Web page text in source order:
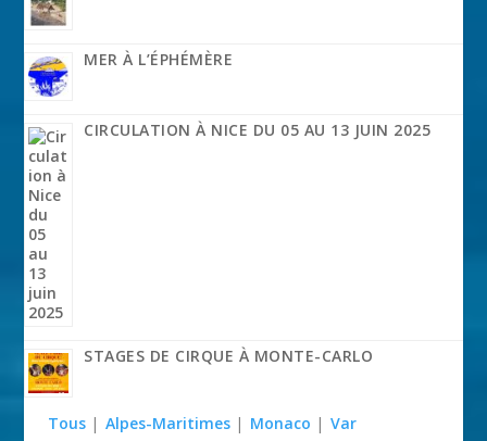
MER À L’ÉPHÉMÈRE
CIRCULATION À NICE DU 05 AU 13 JUIN 2025
STAGES DE CIRQUE À MONTE-CARLO
Tous | Alpes-Maritimes | Monaco | Var